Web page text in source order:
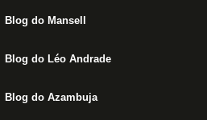
Blog do Mansell
Blog do Léo Andrade
Blog do Azambuja
faz ‘hora extra’ fora